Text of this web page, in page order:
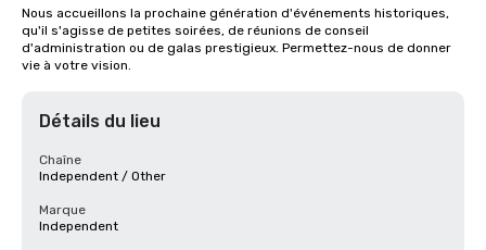
Nous accueillons la prochaine génération d'événements historiques,
qu'il s'agisse de petites soirées, de réunions de conseil
d'administration ou de galas prestigieux. Permettez-nous de donner
vie à votre vision.
Détails du lieu
Chaîne
Independent / Other
Marque
Independent